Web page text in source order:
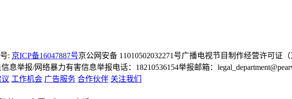
: 京ICP备16047887号京公网安备 11010502032271号广播电视节目制作经营许可证（
息举报/网络暴力有害信息举报电话：18210536154举报邮箱：
工作机会 广告服务 合作伙伴 关注我们